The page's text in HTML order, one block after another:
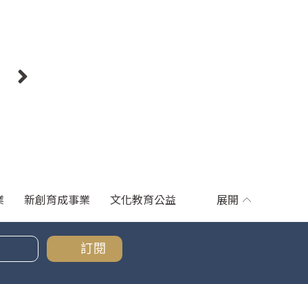
新創育成事業 文化教育公益 展開
訂閱